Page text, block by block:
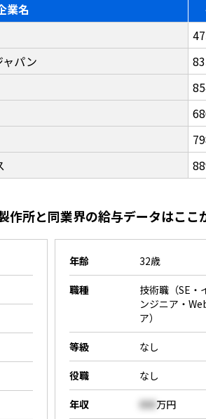
業名
パン
作所と同業界の給与データはここ
年齢 32歳
職種
技術職（SE・
ンジニア・
ア）
等級 なし
役職 なし
年収 000 万円